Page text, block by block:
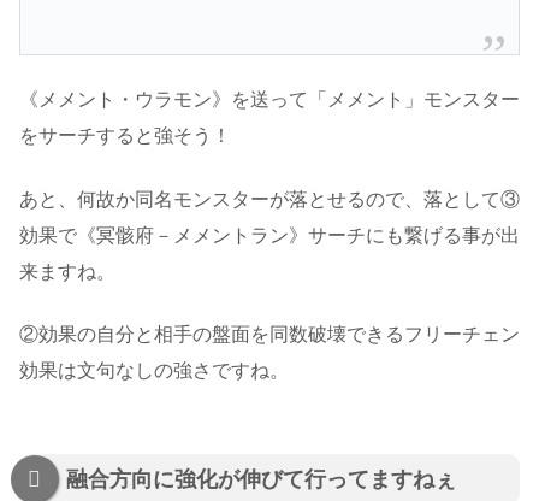
《メメント・ウラモン》を送って「メメント」モンスター
をサーチすると強そう！
あと、何故か同名モンスターが落とせるので、落として③
効果で《冥骸府－メメントラン》サーチにも繋げる事が出
来ますね。
②効果の自分と相手の盤面を同数破壊できるフリーチェン
効果は文句なしの強さですね。
融合方向に強化が伸びて行ってますねぇ